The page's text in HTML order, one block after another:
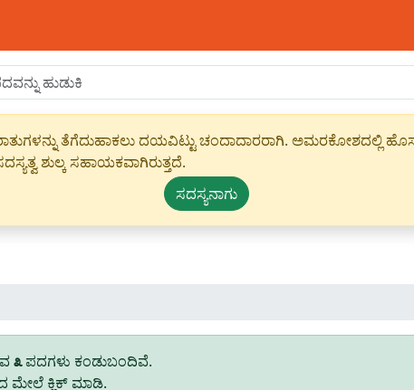
ತೆಗೆದುಹಾಕಲು ದಯವಿಟ್ಟು ಚಂದಾದಾರರಾಗಿ. ಅಮರಕೋಶದಲ್ಲಿ ಹೊಸ
ಶುಲ್ಕ ಸಹಾಯಕವಾಗಿರುತ್ತದೆ.
ಸದಸ್ಯನಾಗು
೩ಪದಗಳು ಕಂಡುಬಂದಿವೆ.
ಮೇಲೆ ಕ್ಲಿಕ್ ಮಾಡಿ.